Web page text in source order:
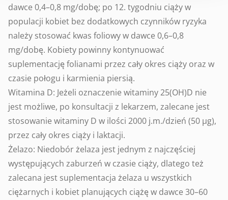
dawce 0,4–0,8 mg/dobę; po 12. tygodniu ciąży w
populacji kobiet bez dodatkowych czynników ryzyka
należy stosować kwas foliowy w dawce 0,6–0,8
mg/dobę. Kobiety powinny kontynuować
suplementację folianami przez cały okres ciąży oraz w
czasie połogu i karmienia piersią.
Witamina D: Jeżeli oznaczenie witaminy 25(OH)D nie
jest możliwe, po konsultacji z lekarzem, zalecane jest
stosowanie witaminy D w ilości 2000 j.m./dzień (50 µg),
przez cały okres ciąży i laktacji.
Żelazo: Niedobór żelaza jest jednym z najczęściej
występujących zaburzeń w czasie ciąży, dlatego też
zalecana jest suplementacja żelaza u wszystkich
ciężarnych i kobiet planujących ciążę w dawce 30–60